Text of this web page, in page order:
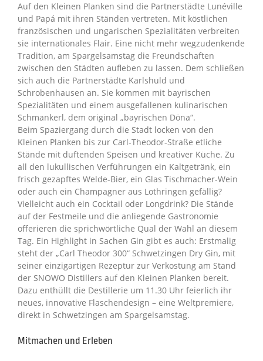
Auf den Kleinen Planken sind die Partnerstädte Lunéville
und Papá mit ihren Ständen vertreten. Mit köstlichen
französischen und ungarischen Spezialitäten verbreiten
sie internationales Flair. Eine nicht mehr wegzudenkende
Tradition, am Spargelsamstag die Freundschaften
zwischen den Städten aufleben zu lassen. Dem schließen
sich auch die Partnerstädte Karlshuld und
Schrobenhausen an. Sie kommen mit bayrischen
Spezialitäten und einem ausgefallenen kulinarischen
Schmankerl, dem original „bayrischen Döna“.
Beim Spaziergang durch die Stadt locken von den
Kleinen Planken bis zur Carl-Theodor-Straße etliche
Stände mit duftenden Speisen und kreativer Küche. Zu
all den lukullischen Verführungen ein Kaltgetränk, ein
frisch gezapftes Welde-Bier, ein Glas Tischmacher-Wein
oder auch ein Champagner aus Lothringen gefällig?
Vielleicht auch ein Cocktail oder Longdrink? Die Stände
auf der Festmeile und die anliegende Gastronomie
offerieren die sprichwörtliche Qual der Wahl an diesem
Tag. Ein Highlight in Sachen Gin gibt es auch: Erstmalig
steht der „Carl Theodor 300“ Schwetzingen Dry Gin, mit
seiner einzigartigen Rezeptur zur Verkostung am Stand
der SNOWO Distillers auf den Kleinen Planken bereit.
Dazu enthüllt die Destillerie um 11.30 Uhr feierlich ihr
neues, innovative Flaschendesign – eine Weltpremiere,
direkt in Schwetzingen am Spargelsamstag.
Mitmachen und Erleben